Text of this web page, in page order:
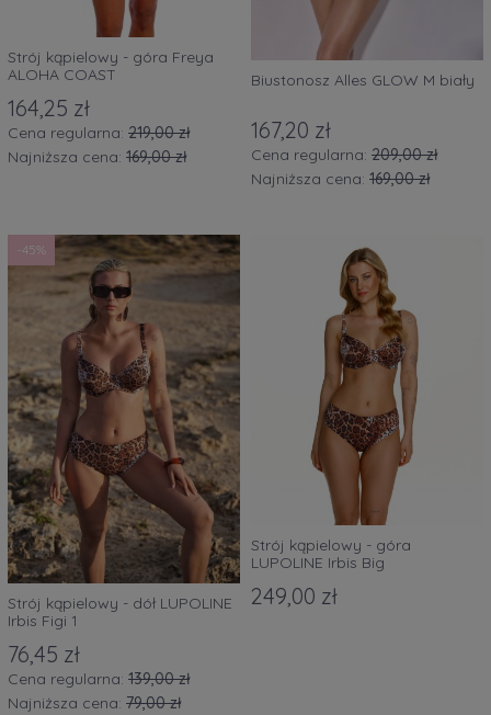
Strój kąpielowy - góra Freya
ALOHA COAST
164,25 zł
Cena regularna: 219,00 zł
Najniższa cena: 169,00 zł
Biustonosz Alles GLOW M biały
167,20 zł
Cena regularna: 209,00 zł
Najniższa cena: 169,00 zł
Strój kąpielowy - dół LUPOLINE
Irbis Figi 1
76,45 zł
Cena regularna: 139,00 zł
Najniższa cena: 79,00 zł
-45%
Strój kąpielowy - góra
LUPOLINE Irbis Big
249,00 zł